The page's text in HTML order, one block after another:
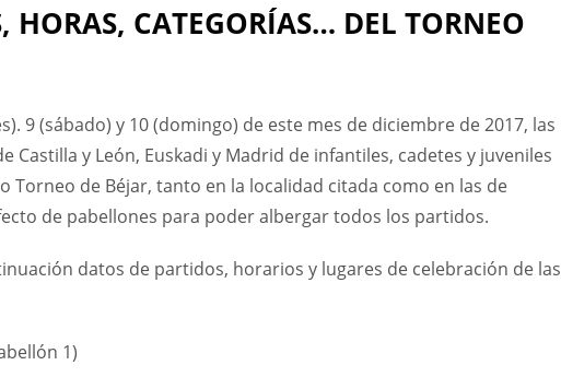
HORAS, CATEGORÍAS… DEL TORNEO
9 (sábado) y 10 (domingo) de este mes de diciembre de 2017, las
Castilla y León, Euskadi y Madrid de infantiles, cadetes y juveniles
Torneo de Béjar, tanto en la localidad citada como en las de
de pabellones para poder albergar todos los partidos.
datos de partidos, horarios y lugares de celebración de las
1)